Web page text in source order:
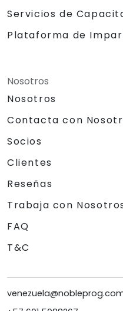
Servicios de
Plataforma de
Nosotros
Nosotros
Contacta con
Socios
Clientes
Reseñas
Trabaja con
FAQ
T&C